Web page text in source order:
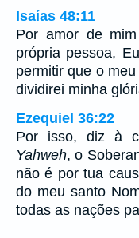
Isaías 48:11
Por amor de
própria pessoa,
permitir que o
dividirei minha
Ezequiel 36:22
Por isso, diz à
Yahweh, o
não é por tua
do meu santo
todas as nações